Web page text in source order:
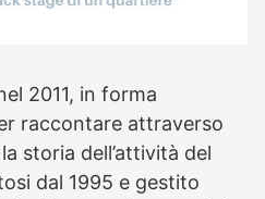
2011, in forma
raccontare attraverso
storia dell’attività del
dal 1995 e gestito